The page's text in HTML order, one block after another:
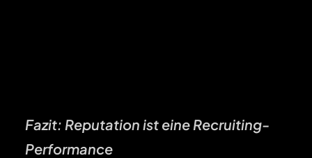
Fazit: Reputation ist eine Recruiting-
Performance